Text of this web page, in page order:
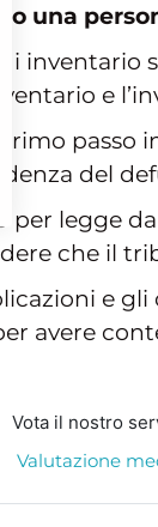
o una
inventario
e
primo
del
per legge
che il
e
avere
Vota il nostro
Valutazione